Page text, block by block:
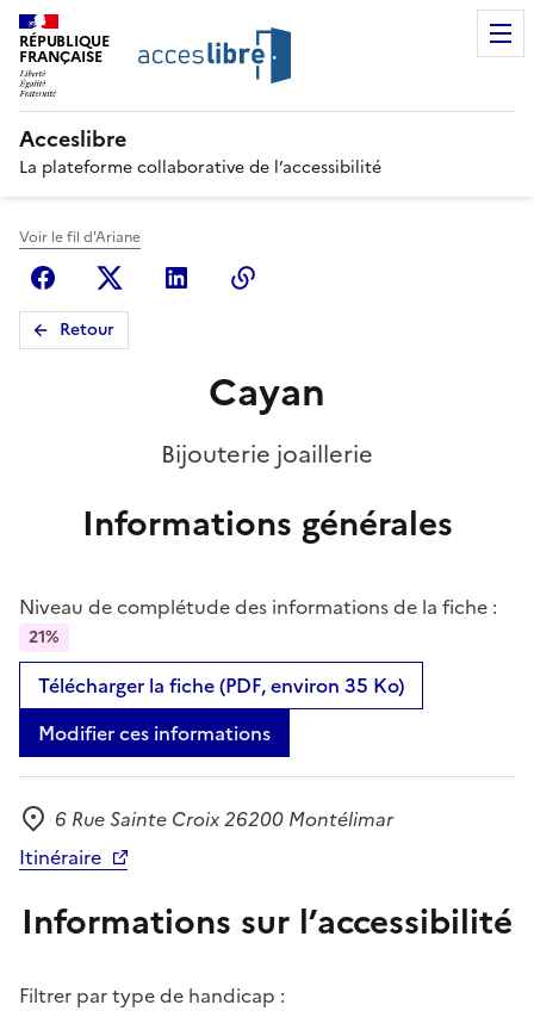
RÉPUBLIQUE
FRANÇAISE
Acceslibre
La plateforme collaborative de l’accessibilité
Voir le fil d'Ariane
FacebookX (anciennement Twitter)
Linkedin
Retour
Cayan
Bijouterie joaillerie
Informations générales
Niveau de complétude des informations de la fiche :
21%
Télécharger la fiche (PDF, environ 35 Ko)
Modifier ces informations
Adresse
6 Rue Sainte Croix 26200 Montélimar
Itinéraire
Informations sur l’accessibilité
Filtrer par type de handicap :